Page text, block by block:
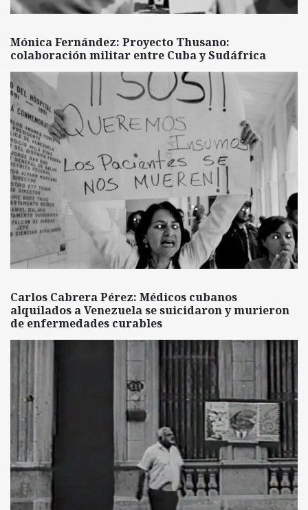
Mónica Fernández: Proyecto Thusano:
colaboración militar entre Cuba y Sudáfrica
Carlos Cabrera Pérez: Médicos cubanos
alquilados a Venezuela se suicidaron y murieron
de enfermedades curables